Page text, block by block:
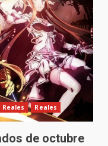
Reales Reales
de octubre